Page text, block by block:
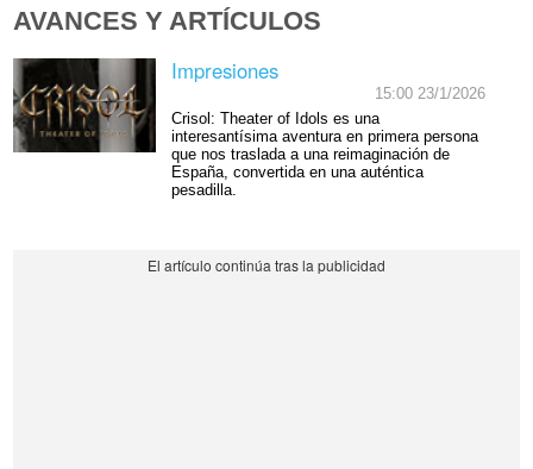
AVANCES Y ARTÍCULOS
Impresiones
15:00 23/1/2026
Crisol: Theater of Idols es una
interesantísima aventura en primera persona
que nos traslada a una reimaginación de
España, convertida en una auténtica
pesadilla.